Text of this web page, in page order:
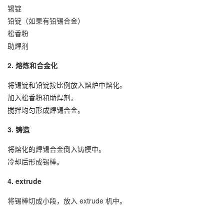
锡锭
铅锭（如果有铅锡合金）
松香粉
助焊剂
2. 熔炼和合金化
将锡锭和铅锭按比例放入熔炉中熔化。
加入松香粉和助焊剂。
搅拌均匀形成焊锡合金。
3. 铸造
将熔化的焊锡合金倒入铸模中。
冷却后形成锡棒。
4. extrude
将锡棒切成小段，放入 extrude 机中。